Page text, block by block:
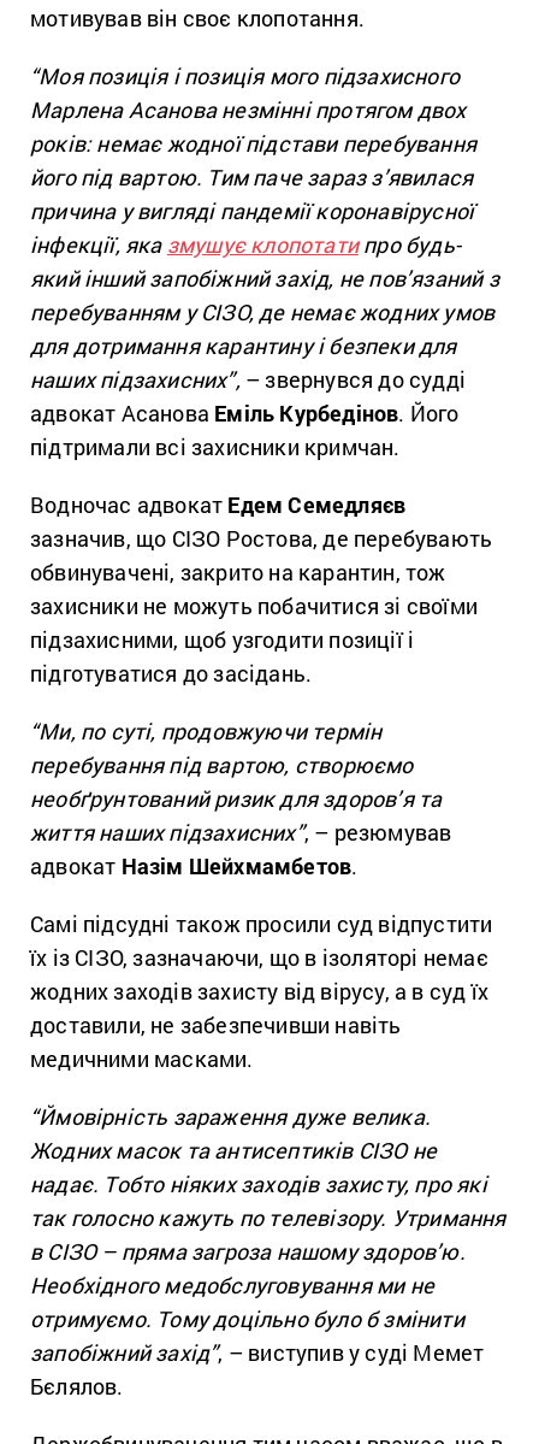
мотивував він своє клопотання.
“Моя позиція і позиція мого підзахисного
Марлена Асанова незмінні протягом двох
років: немає жодної підстави перебування
його під вартою. Тим паче зараз з’явилася
причина у вигляді пандемії коронавірусної
інфекції, яка змушує клопотатипро будь-
який інший запобіжний захід, не пов’язаний з
перебуванням у СІЗО, де немає жодних умов
для дотримання карантину і безпеки для
наших підзахисних”,– звернувся до судді
адвокат Асанова Еміль Курбедінов. Його
підтримали всі захисники кримчан.
Водночас адвокат Едем Семедляєв
зазначив, що СІЗО Ростова, де перебувають
обвинувачені, закрито на карантин, тож
захисники не можуть побачитися зі своїми
підзахисними, щоб узгодити позиції і
підготуватися до засідань.
“Ми, по суті, продовжуючи термін
перебування під вартою, створюємо
необґрунтований ризик для здоров’я та
життя наших підзахисних”, – резюмував
адвокат Назім Шейхмамбетов.
Самі підсудні також просили суд відпустити
їх із СІЗО, зазначаючи, що в ізоляторі немає
жодних заходів захисту від вірусу, а в суд їх
доставили, не забезпечивши навіть
медичними масками.
“Ймовірність зараження дуже велика.
Жодних масок та антисептиків СІЗО не
надає. Тобто ніяких заходів захисту, про які
так голосно кажуть по телевізору. Утримання
в СІЗО – пряма загроза нашому здоров’ю.
Необхідного медобслуговування ми не
отримуємо. Тому доцільно було б змінити
запобіжний захід”, – виступив у суді Мемет
Бєлялов.